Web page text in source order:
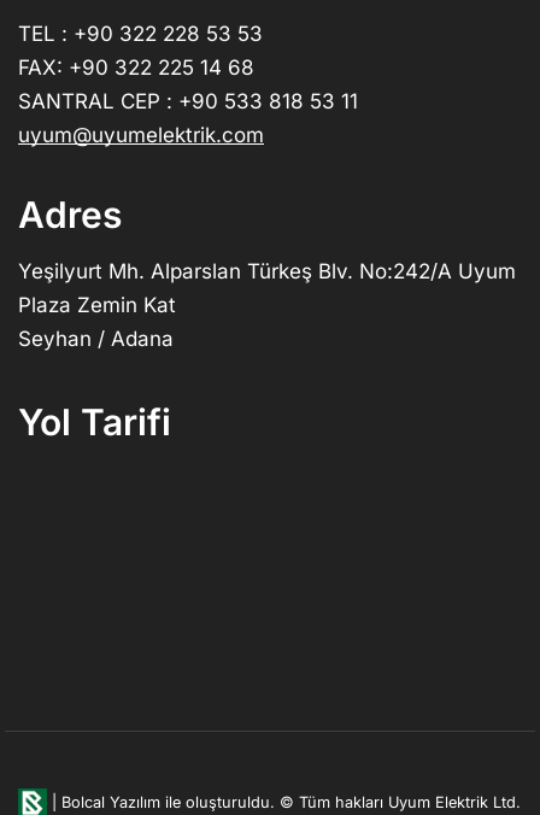
TEL : +90 322 228 53 53
FAX: +90 322 225 14 68
SANTRAL CEP : +90 533 818 53 11
uyum@uyumelektrik.com
Adres
Yeşilyurt Mh. Alparslan Türkeş Blv. No:242/A Uyum
Plaza Zemin Kat
Seyhan / Adana
Yol Tarifi
Bolcal Yazılım ile oluşturuldu. © Tüm hakları Uyum Elektrik Ltd.